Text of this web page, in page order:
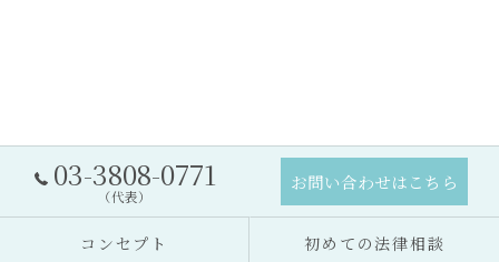
03-3808-0771
（代表）
お問い合わせはこちら
コンセプト 初めての法律相談